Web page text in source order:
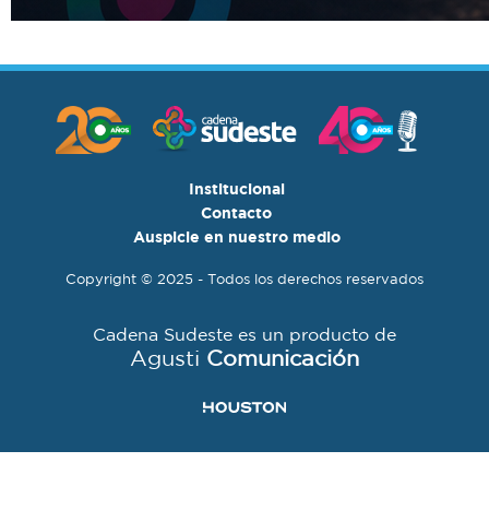
Institucional
Contacto
Auspicie en nuestro medio
Copyright © 2025 - Todos los derechos reservados
Cadena Sudeste es un producto de
Agusti Comunicación